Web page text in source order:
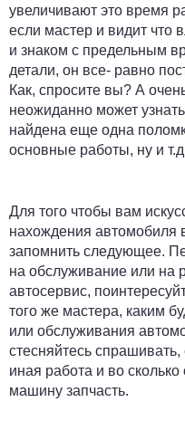
увеличивают это время
если мастер и видит что
и знаком с предельным
детали, он все- равно
Как, спросите вы? А
неожиданно может
найдена еще одна
основные работы, ну и
Для того чтобы вам
нахождения автомобиля
запомнить следующее.
на обслуживание или на
автосервис,
того же мастера, каким
или обслуживания
стесняйтесь спрашивать,
иная работа и во
машину запчасть.